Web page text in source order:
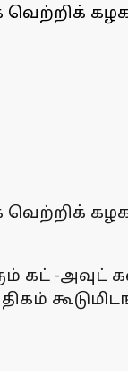
வெற்றிக்
வெற்றிக்
கட் -